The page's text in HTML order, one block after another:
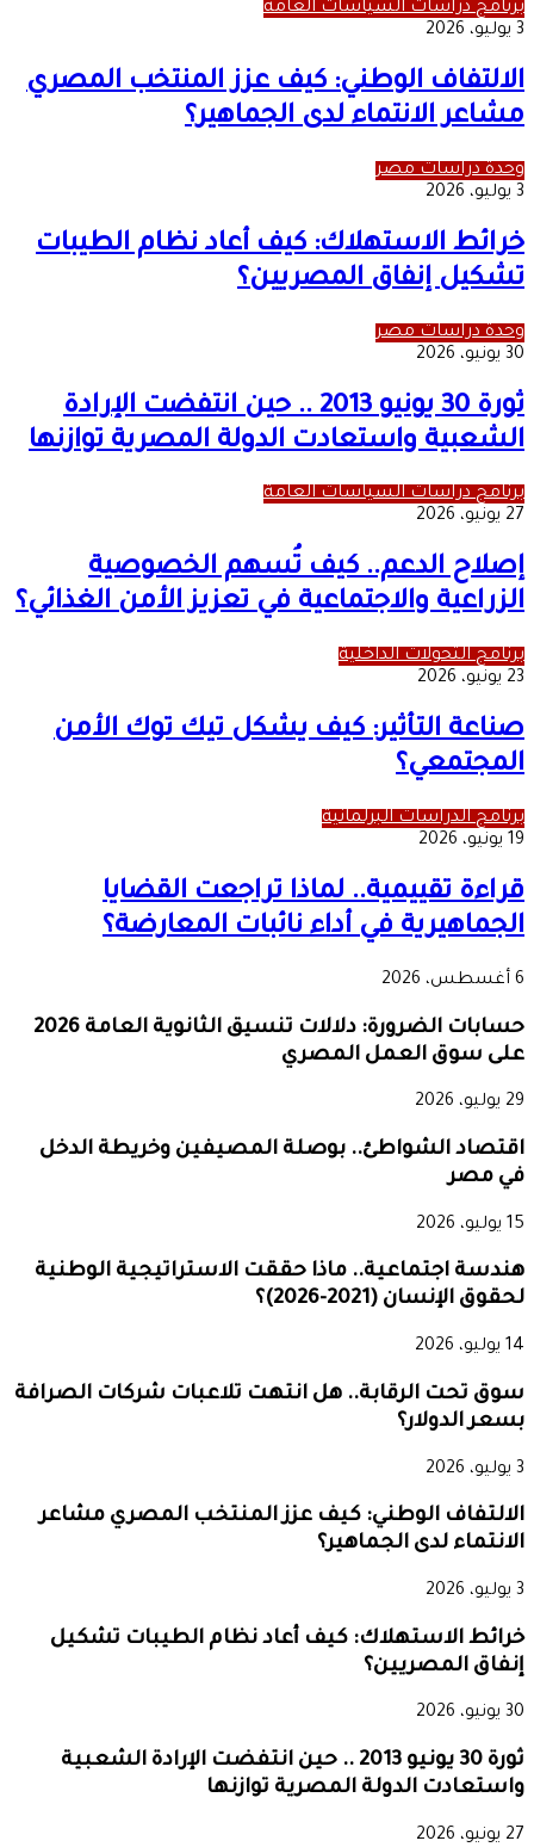
برنامج دراسات السياسات العامة
3 يوليو، 2026
الالتفاف الوطني: كيف عزز المنتخب المصري
مشاعر الانتماء لدى الجماهير؟
وحدة دراسات مصر
3 يوليو، 2026
خرائط الاستهلاك: كيف أعاد نظام الطيبات
تشكيل إنفاق المصريين؟
وحدة دراسات مصر
30 يونيو، 2026
ثورة 30 يونيو 2013 .. حين انتفضت الإرادة
الشعبية واستعادت الدولة المصرية توازنها
برنامج دراسات السياسات العامة
27 يونيو، 2026
إصلاح الدعم.. كيف تُسهم الخصوصية
الزراعية والاجتماعية في تعزيز الأمن الغذائي؟
برنامج التحولات الداخلية
23 يونيو، 2026
صناعة التأثير: كيف يشكل تيك توك الأمن
المجتمعي؟
برنامج الدراسات البرلمانية
19 يونيو، 2026
قراءة تقييمية.. لماذا تراجعت القضايا
الجماهيرية في أداء نائبات المعارضة؟
6 أغسطس، 2026
حسابات الضرورة: دلالات تنسيق الثانوية العامة 2026
على سوق العمل المصري
29 يوليو، 2026
اقتصاد الشواطئ.. بوصلة المصيفين وخريطة الدخل
في مصر
15 يوليو، 2026
هندسة اجتماعية.. ماذا حققت الاستراتيجية الوطنية
لحقوق الإنسان (2021-2026)؟
14 يوليو، 2026
سوق تحت الرقابة.. هل انتهت تلاعبات شركات الصرافة
بسعر الدولار؟
3 يوليو، 2026
الالتفاف الوطني: كيف عزز المنتخب المصري مشاعر
الانتماء لدى الجماهير؟
3 يوليو، 2026
خرائط الاستهلاك: كيف أعاد نظام الطيبات تشكيل
إنفاق المصريين؟
30 يونيو، 2026
ثورة 30 يونيو 2013 .. حين انتفضت الإرادة الشعبية
واستعادت الدولة المصرية توازنها
27 يونيو، 2026